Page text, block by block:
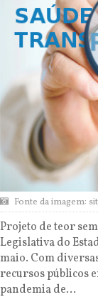
Fonte da imagem:
Projeto de teor
Legislativa do
maio. Com
recursos públicos
pandemia de...